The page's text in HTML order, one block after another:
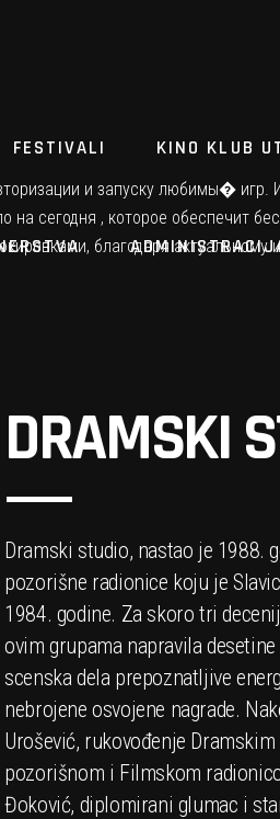
FESTIVALI KINO KLUB
и запуску любимы� игр.
на сегодня , которое обеспечит
благодаря актуальному
DRAMSKI
Dramski studio, nastao je 1988.
pozorišne radionice koju je
1984. godine. Za skoro tri
ovim grupama napravila
scenska dela prepoznatljive
nebrojene osvojene nagrade.
Urošević, rukovođenje
pozorišnom i Filmskom
Đoković, diplomirani glumac i